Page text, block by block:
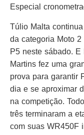
Especial
Túlio Malta
da categoria Moto 2
P5 neste sábado. E
Martins fez uma
prova para garantir
dia e se aproximar
na competição.
três terminaram a
com suas WR450F